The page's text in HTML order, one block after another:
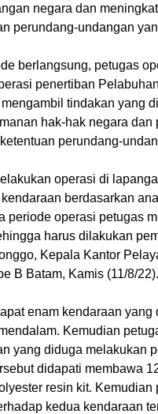
negara dan
perundang-undangan
berlangsung, petugas
penertiban
tindakan yang
hak-hak negara dan
perundang-
operasi di
berdasarkan
periode operasi petugas
harus dilakukan
Kepala Kantor
B Batam, Kamis (11/8/22).
enam kendaraan yang
Kemudian
yang diduga melakukan
didapati membawa
resin kit. Kemudian
kedua kendaraan